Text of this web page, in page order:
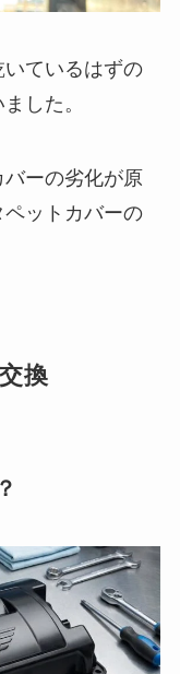
いているはずの
した。
ーの劣化が原
ットカバーの
換